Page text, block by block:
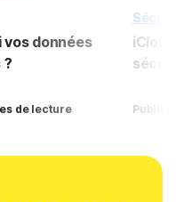
vos données
?
de lecture